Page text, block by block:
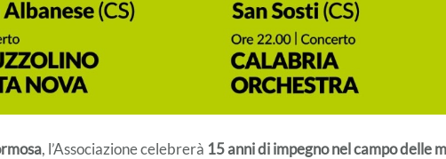
, l’Associazione celebrerà 15 anni di impegno nel campo delle